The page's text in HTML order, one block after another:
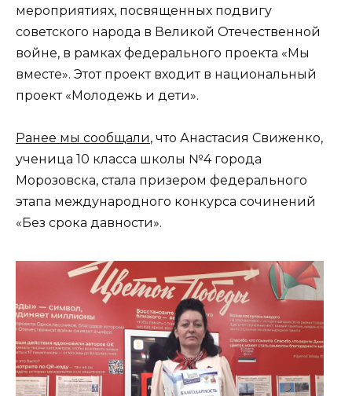
мероприятиях, посвященных подвигу
советского народа в Великой Отечественной
войне, в рамках федерального проекта «Мы
вместе». Этот проект входит в национальный
проект «Молодежь и дети».
Ранее мы сообщали, что Анастасия Свиженко,
ученица 10 класса школы №4 города
Морозовска, стала призером федерального
этапа международного конкурса сочинений
«Без срока давности».